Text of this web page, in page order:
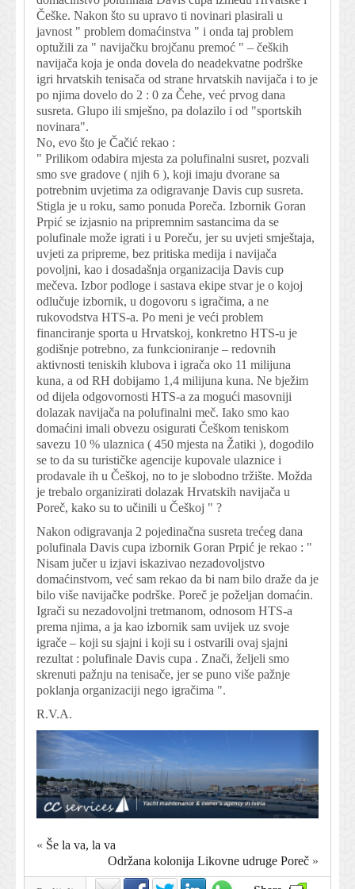
Češke. Nakon što su upravo ti novinari plasirali u
javnost " problem domaćinstva " i onda taj problem
optužili za " navijačku brojčanu premoć " – čeških
navijača koja je onda dovela do neadekvatne podrške
igri hrvatskih tenisača od strane hrvatskih navijača i to je
po njima dovelo do 2 : 0 za Čehe, već prvog dana
susreta. Glupo ili smješno, pa dolazilo i od "sportskih
novinara".
No, evo što je Čačić rekao :
" Prilikom odabira mjesta za polufinalni susret, pozvali
smo sve gradove ( njih 6 ), koji imaju dvorane sa
potrebnim uvjetima za odigravanje Davis cup susreta.
Stigla je u roku, samo ponuda Poreča. Izbornik Goran
Prpić se izjasnio na pripremnim sastancima da se
polufinale može igrati i u Poreču, jer su uvjeti smještaja,
uvjeti za pripreme, bez pritiska medija i navijača
povoljni, kao i dosadašnja organizacija Davis cup
mečeva. Izbor podloge i sastava ekipe stvar je o kojoj
odlučuje izbornik, u dogovoru s igračima, a ne
rukovodstva HTS-a. Po meni je veći problem
financiranje sporta u Hrvatskoj, konkretno HTS-u je
godišnje potrebno, za funkcioniranje – redovnih
aktivnosti teniskih klubova i igrača oko 11 milijuna
kuna, a od RH dobijamo 1,4 milijuna kuna. Ne bježim
od dijela odgovornosti HTS-a za mogući masovniji
dolazak navijača na polufinalni meč. Iako smo kao
domaćini imali obvezu osigurati Češkom teniskom
savezu 10 % ulaznica ( 450 mjesta na Žatiki ), dogodilo
se to da su turističke agencije kupovale ulaznice i
prodavale ih u Češkoj, no to je slobodno tržište. Možda
je trebalo organizirati dolazak Hrvatskih navijača u
Poreč, kako su to učinili u Češkoj " ?
Nakon odigravanja 2 pojedinačna susreta trećeg dana
polufinala Davis cupa izbornik Goran Prpić je rekao : "
Nisam jučer u izjavi iskazivao nezadovoljstvo
domaćinstvom, već sam rekao da bi nam bilo draže da je
bilo više navijačke podrške. Poreč je poželjan domaćin.
Igrači su nezadovoljni tretmanom, odnosom HTS-a
prema njima, a ja kao izbornik sam uvijek uz svoje
igrače – koji su sjajni i koji su i ostvarili ovaj sjajni
rezultat : polufinale Davis cupa . Znači, željeli smo
skrenuti pažnju na tenisače, jer se puno više pažnje
poklanja organizaciji nego igračima ".
R.V.A.
« Še la va, la va
Održana kolonija Likovne udruge Poreč »